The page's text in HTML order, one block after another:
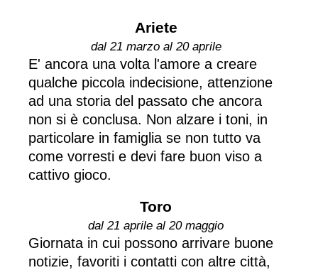
Ariete
dal 21 marzo al 20 aprile
E' ancora una volta l'amore a creare
qualche piccola indecisione, attenzione
ad una storia del passato che ancora
non si è conclusa. Non alzare i toni, in
particolare in famiglia se non tutto va
come vorresti e devi fare buon viso a
cattivo gioco.
Toro
dal 21 aprile al 20 maggio
Giornata in cui possono arrivare buone
notizie, favoriti i contatti con altre città,